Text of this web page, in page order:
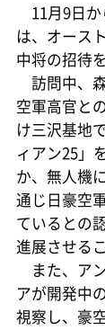
11月9日か
は、オース
中将の招待
訪問中、
空軍高官と
け三沢基地
ィアン25」
か、無人機
通じ日豪空
ているとの
進展させる
また、ア
アが開発中
視察し、豪